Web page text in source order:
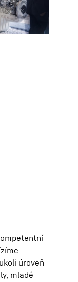
úroveň
mladé